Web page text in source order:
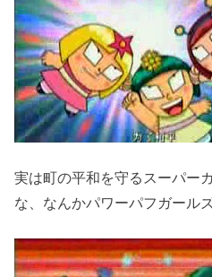
実は町の平和を守るスーパー
な、なんかパワーパフガール